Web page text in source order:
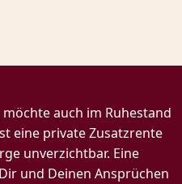
auch im Ruhestand
eine private Zusatzrente
unverzichtbar. Eine
und Deinen Ansprüchen